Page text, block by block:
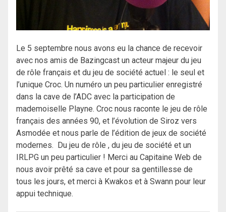
Le 5 septembre nous avons eu la chance de recevoir
avec nos amis de Bazingcast un acteur majeur du jeu
de rôle français et du jeu de société actuel : le seul et
l’unique Croc. Un numéro un peu particulier enregistré
dans la cave de l’ADC avec la participation de
mademoiselle Playne. Croc nous raconte le jeu de rôle
français des années 90, et l’évolution de Siroz vers
Asmodée et nous parle de l’édition de jeux de société
modernes. Du jeu de rôle , du jeu de société et un
IRLPG un peu particulier ! Merci au Capitaine Web de
nous avoir prêté sa cave et pour sa gentillesse de
tous les jours, et merci à Kwakos et à Swann pour leur
appui technique.